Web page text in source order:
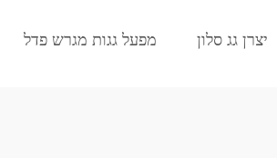
יצרן גג סלון מפעל גגות מגרש פדל